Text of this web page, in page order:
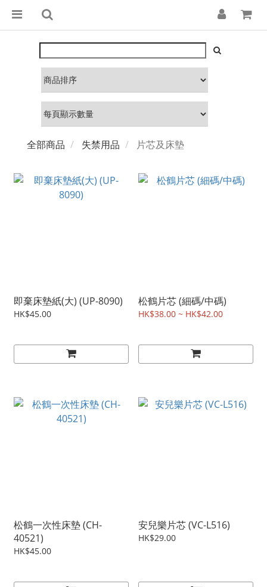
全部商品 失禁用品 片芯及床墊
即棄床墊紙(大) (UP-8090)
HK$45.00
松鶴片芯 (細碼/中碼)
HK$38.00 ~ HK$42.00
松鶴一次性床墊 (CH-
40521)
HK$45.00
安兒樂片芯 (VC-L516)
HK$29.00